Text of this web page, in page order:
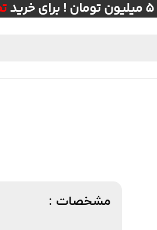
مشخصات :